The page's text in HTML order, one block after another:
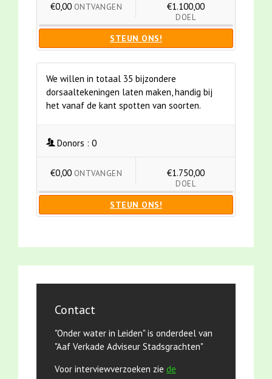
€0,00 ONTVANGEN €1.100,00
DOEL
STEUN ONS!
We willen in totaal 35 bijzondere
dorsaaltekeningen laten maken, handig bij
het vanaf de kant spotten van soorten.
Donors : 0
€0,00 ONTVANGEN €1.750,00
DOEL
STEUN ONS!
Contact
"Onder water in Leiden" is onderdeel van
"Aaf Verkade Adviseur Stadsgrachten"
Voor interviewverzoeken zie de